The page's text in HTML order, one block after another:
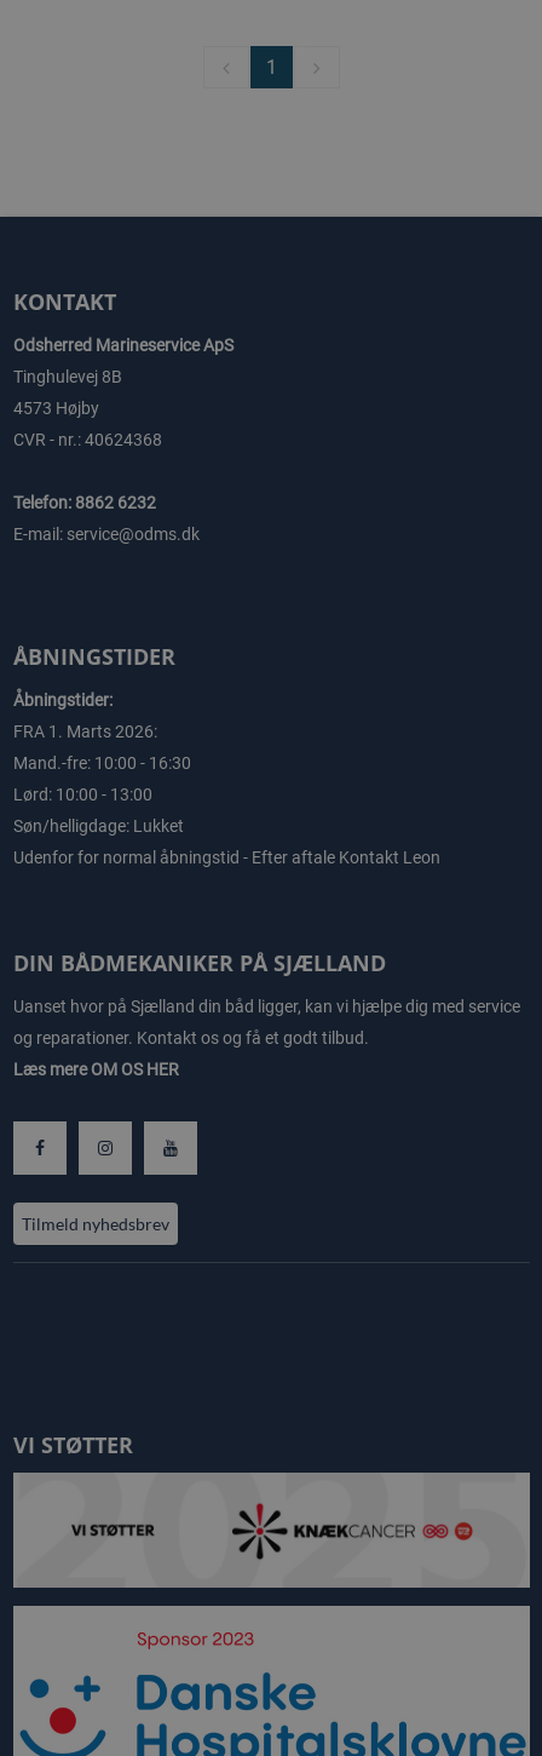
1
KONTAKT
Odsherred Marineservice ApS
Tinghulevej 8B
4573 Højby
CVR - nr.: 40624368
Telefon: 8862 6232
E-mail: service@odms.dk
ÅBNINGSTIDER
Åbningstider:
FRA 1. Marts 2026:
Mand.-fre: 10:00 - 16:30
Lørd: 10:00 - 13:00
Søn/helligdage: Lukket
Udenfor for normal åbningstid - Efter aftale Kontakt Leon
DIN BÅDMEKANIKER PÅ SJÆLLAND
Uanset hvor på Sjælland din båd ligger, kan vi hjælpe dig med service
og reparationer. Kontakt os og få et godt tilbud.
Læs mereOM OS HER
Tilmeld nyhedsbrev
VI STØTTER